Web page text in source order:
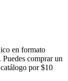
en formato
comprar un
por$10